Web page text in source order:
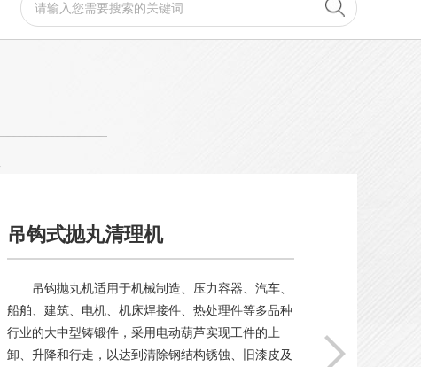
通过式抛丸清机
通过式抛丸机是一种利用高速弹丸抛射已达到对铸造
件、锻造件、钢铁件、铝件、石材等表面的粘砂、锈
渍、污垢及氧化皮去除的效果 通过式抛丸机特点：
1、此机采用了无地坑结构，安装维护方便，减少了